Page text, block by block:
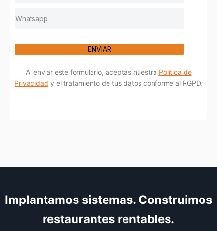
ENVIAR
Al enviar este formulario, aceptas nuestra Política de
Privacidad y el tratamiento de tus datos conforme al RGPD.
Implantamos sistemas. Construimos
restaurantes rentables.